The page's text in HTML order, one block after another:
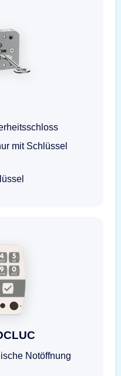
mit Schlüssel
mit Schlüssel
Eingabeeinheit
Notöffnung